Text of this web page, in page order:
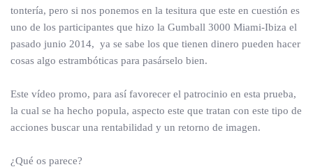
tontería, pero si nos ponemos en la tesitura que este en cuestión es
uno de los participantes que hizo la Gumball 3000 Miami-Ibiza el
pasado junio 2014, ya se sabe los que tienen dinero pueden hacer
cosas algo estrambóticas para pasárselo bien.
Este vídeo promo, para así favorecer el patrocinio en esta prueba,
la cual se ha hecho popula, aspecto este que tratan con este tipo de
acciones buscar una rentabilidad y un retorno de imagen.
¿Qué os parece?